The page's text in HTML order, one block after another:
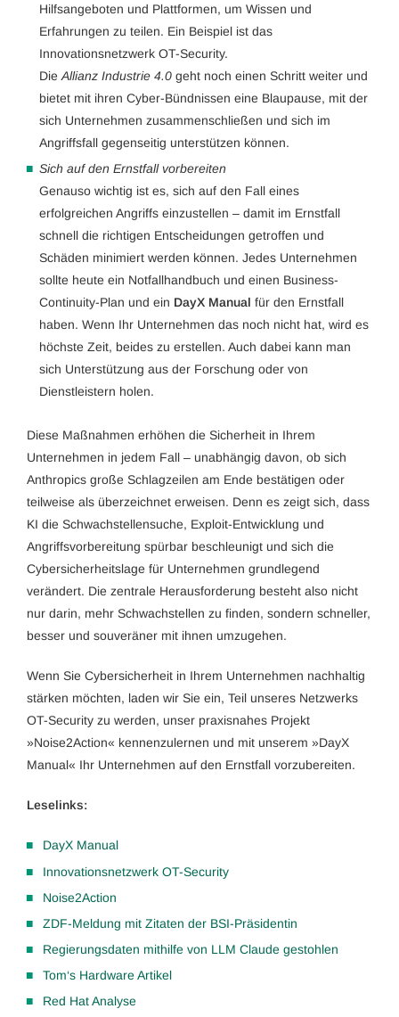
Hilfsangeboten und Plattformen, um Wissen und
Erfahrungen zu teilen. Ein Beispiel ist das
Innovationsnetzwerk OT-Security.
Die Allianz Industrie 4.0 geht noch einen Schritt weiter und
bietet mit ihren Cyber-Bündnissen eine Blaupause, mit der
sich Unternehmen zusammenschließen und sich im
Angriffsfall gegenseitig unterstützen können.
Sich auf den Ernstfall vorbereiten
Genauso wichtig ist es, sich auf den Fall eines
erfolgreichen Angriffs einzustellen – damit im Ernstfall
schnell die richtigen Entscheidungen getroffen und
Schäden minimiert werden können. Jedes Unternehmen
sollte heute ein Notfallhandbuch und einen Business-
Continuity-Plan und ein DayX Manual für den Ernstfall
haben. Wenn Ihr Unternehmen das noch nicht hat, wird es
höchste Zeit, beides zu erstellen. Auch dabei kann man
sich Unterstützung aus der Forschung oder von
Dienstleistern holen.
Diese Maßnahmen erhöhen die Sicherheit in Ihrem
Unternehmen in jedem Fall – unabhängig davon, ob sich
Anthropics große Schlagzeilen am Ende bestätigen oder
teilweise als überzeichnet erweisen. Denn es zeigt sich, dass
KI die Schwachstellensuche, Exploit-Entwicklung und
Angriffsvorbereitung spürbar beschleunigt und sich die
Cybersicherheitslage für Unternehmen grundlegend
verändert. Die zentrale Herausforderung besteht also nicht
nur darin, mehr Schwachstellen zu finden, sondern schneller,
besser und souveräner mit ihnen umzugehen.
Wenn Sie Cybersicherheit in Ihrem Unternehmen nachhaltig
stärken möchten, laden wir Sie ein, Teil unseres Netzwerks
OT-Security zu werden, unser praxisnahes Projekt
»Noise2Action« kennenzulernen und mit unserem »DayX
Manual« Ihr Unternehmen auf den Ernstfall vorzubereiten.
Leselinks:
DayX Manual
Innovationsnetzwerk OT-Security
Noise2Action
ZDF-Meldung mit Zitaten der BSI-Präsidentin
Regierungsdaten mithilfe von LLM Claude gestohlen
Tom‘s Hardware Artikel
Red Hat Analyse